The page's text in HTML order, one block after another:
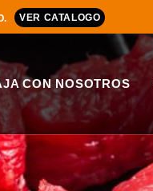
VER CATALOGO
CON NOSOTROS